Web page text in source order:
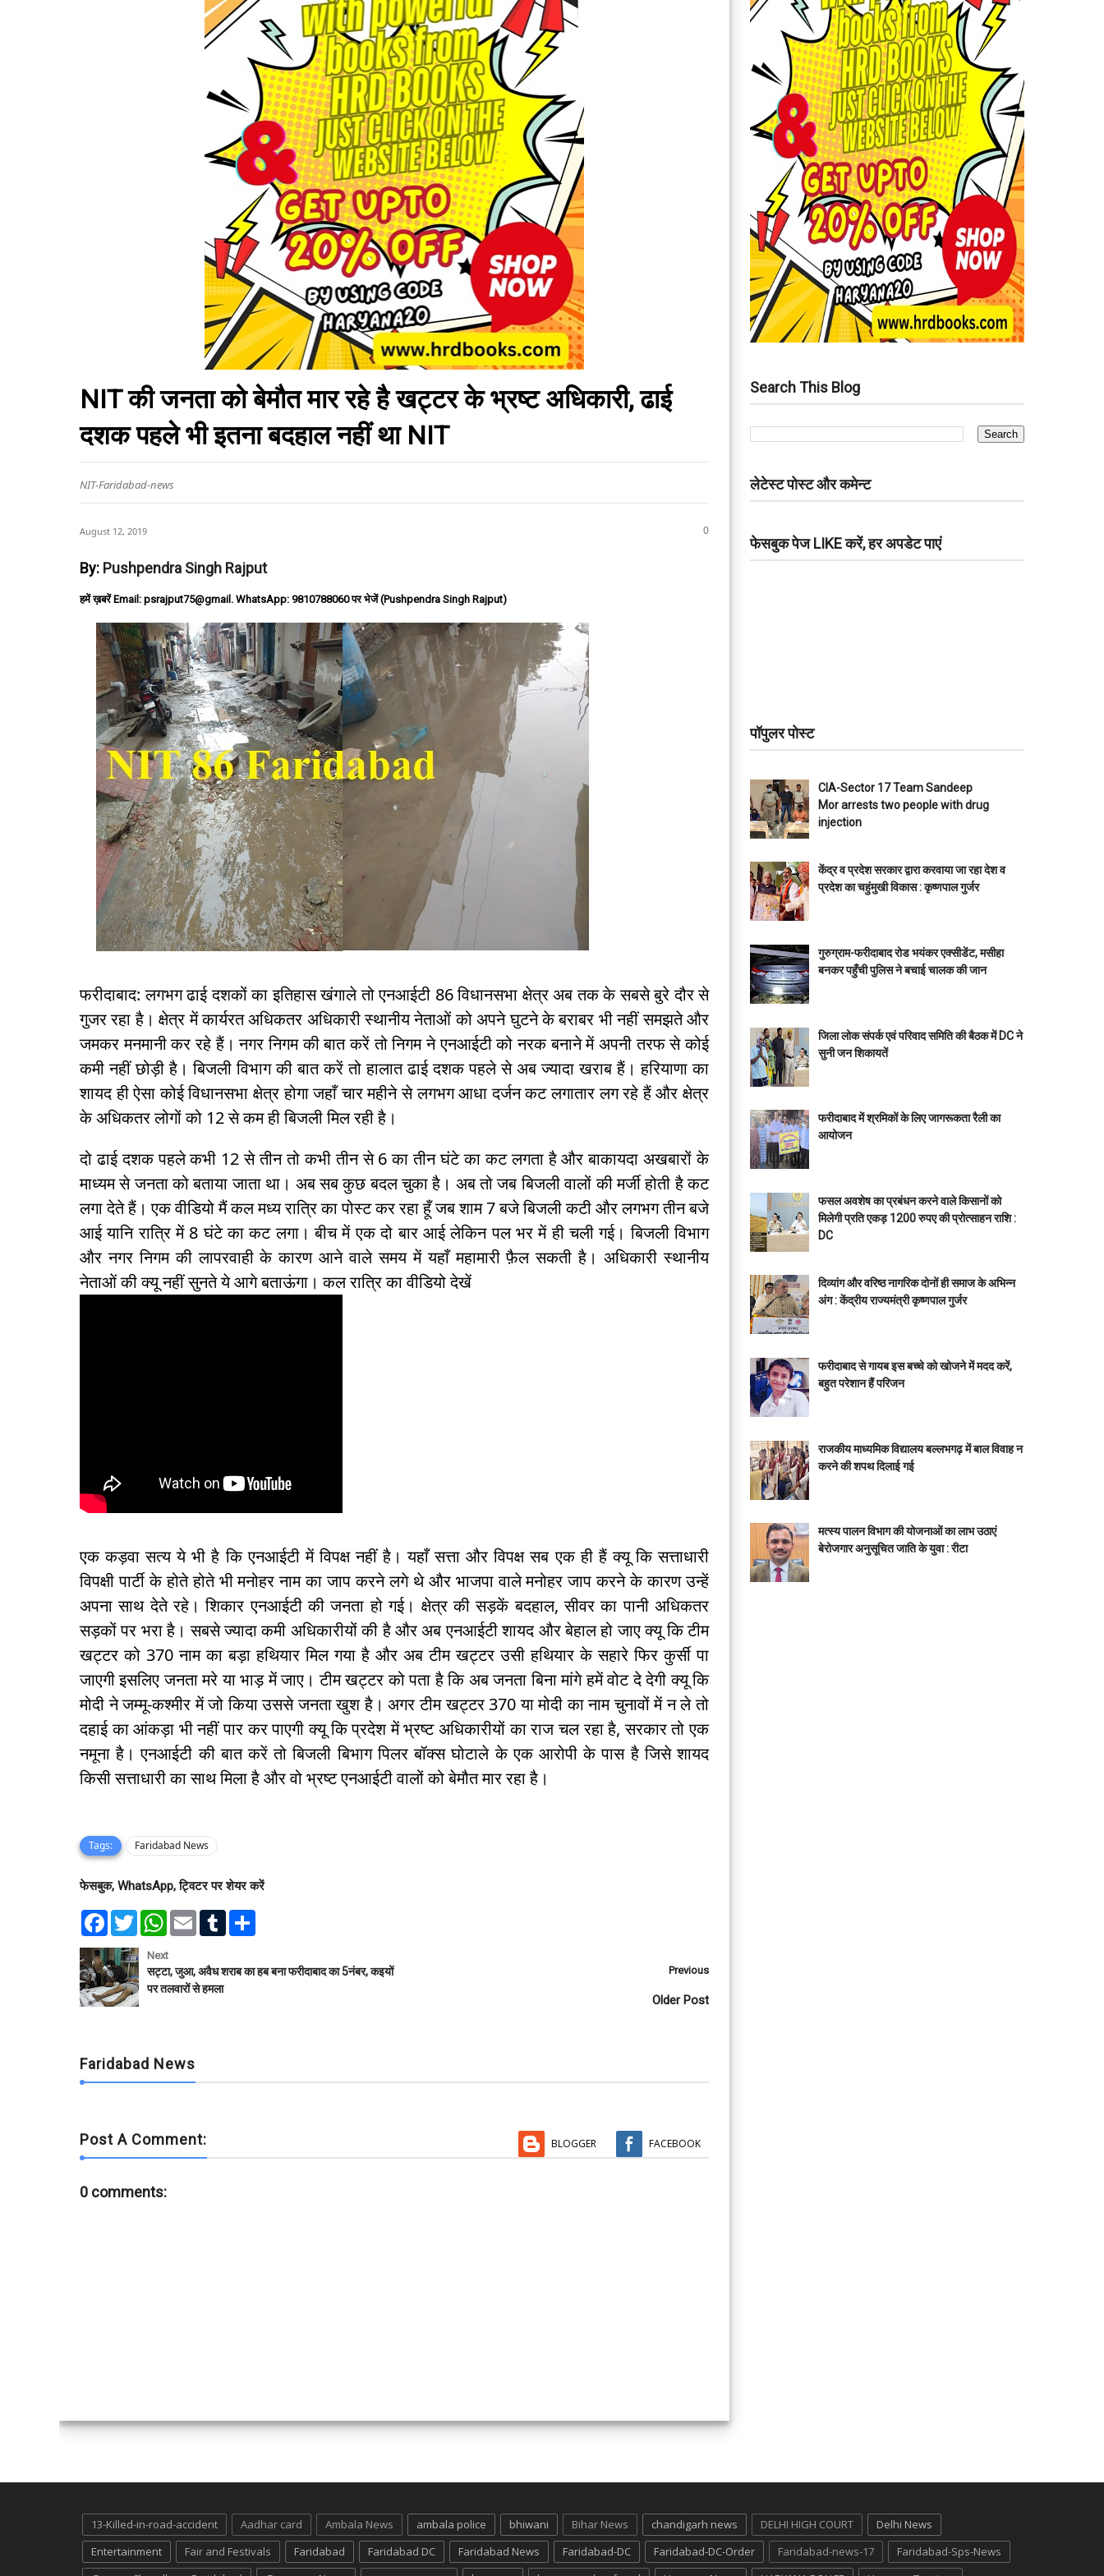
NIT की जनता को बेमौत मार रहे है खट्टर के भ्रष्ट अधिकारी, ढाई
दशक पहले भी इतना बदहाल नहीं था NIT
NIT-Faridabad-news
August 12, 2019 0
By: Pushpendra Singh Rajput
हमें ख़बरें Email: psrajput75@gmail. WhatsApp: 9810788060 पर भेजें (Pushpendra Singh Rajput)
फरीदाबाद: लगभग ढाई दशकों का इतिहास खंगाले तो एनआईटी 86 विधानसभा क्षेत्र अब तक के सबसे बुरे दौर से
गुजर रहा है। क्षेत्र में कार्यरत अधिकतर अधिकारी स्थानीय नेताओं को अपने घुटने के बराबर भी नहीं समझते और
जमकर मनमानी कर रहे हैं। नगर निगम की बात करें तो निगम ने एनआईटी को नरक बनाने में अपनी तरफ से कोई
कमी नहीं छोड़ी है। बिजली विभाग की बात करें तो हालात ढाई दशक पहले से अब ज्यादा खराब हैं। हरियाणा का
शायद ही ऐसा कोई विधानसभा क्षेत्र होगा जहाँ चार महीने से लगभग आधा दर्जन कट लगातार लग रहे हैं और क्षेत्र
के अधिकतर लोगों को 12 से कम ही बिजली मिल रही है।
दो ढाई दशक पहले कभी 12 से तीन तो कभी तीन से 6 का तीन घंटे का कट लगता है और बाकायदा अखबारों के
माध्यम से जनता को बताया जाता था। अब सब कुछ बदल चुका है। अब तो जब बिजली वालों की मर्जी होती है कट
लगा देते हैं। एक वीडियो मैं कल मध्य रात्रि का पोस्ट कर रहा हूँ जब शाम 7 बजे बिजली कटी और लगभग तीन बजे
आई यानि रात्रि में 8 घंटे का कट लगा। बीच में एक दो बार आई लेकिन पल भर में ही चली गई। बिजली विभाग
और नगर निगम की लापरवाही के कारण आने वाले समय में यहाँ महामारी फ़ैल सकती है। अधिकारी स्थानीय
नेताओं की क्यू नहीं सुनते ये आगे बताऊंगा। कल रात्रि का वीडियो देखें
एक कड़वा सत्य ये भी है कि एनआईटी में विपक्ष नहीं है। यहाँ सत्ता और विपक्ष सब एक ही हैं क्यू कि सत्ताधारी
विपक्षी पार्टी के होते होते भी मनोहर नाम का जाप करने लगे थे और भाजपा वाले मनोहर जाप करने के कारण उन्हें
अपना साथ देते रहे। शिकार एनआईटी की जनता हो गई। क्षेत्र की सड़कें बदहाल, सीवर का पानी अधिकतर
सड़कों पर भरा है। सबसे ज्यादा कमी अधिकारीयों की है और अब एनआईटी शायद और बेहाल हो जाए क्यू कि टीम
खट्टर को 370 नाम का बड़ा हथियार मिल गया है और अब टीम खट्टर उसी हथियार के सहारे फिर कुर्सी पा
जाएगी इसलिए जनता मरे या भाड़ में जाए। टीम खट्टर को पता है कि अब जनता बिना मांगे हमें वोट दे देगी क्यू कि
मोदी ने जम्मू-कश्मीर में जो किया उससे जनता खुश है। अगर टीम खट्टर 370 या मोदी का नाम चुनावों में न ले तो
दहाई का आंकड़ा भी नहीं पार कर पाएगी क्यू कि प्रदेश में भ्रष्ट अधिकारीयों का राज चल रहा है, सरकार तो एक
नमूना है। एनआईटी की बात करें तो बिजली बिभाग पिलर बॉक्स घोटाले के एक आरोपी के पास है जिसे शायद
किसी सत्ताधारी का साथ मिला है और वो भ्रष्ट एनआईटी वालों को बेमौत मार रहा है।
Tags: Faridabad News
फेसबुक, WhatsApp, ट्विटर पर शेयर करें
F
e
b
o
o
k
T
w
t
t
e
r
W
t
s
A
p
E
l
T
l
e
Next
सट्टा, जुआ, अवैध शराब का हब बना फरीदाबाद का 5नंबर, कइयों
पर तलवारों से हमला
Previous
Older Post
Faridabad News
Post A Comment: BLOGGER FACEBOOK
0 comments:
Search This Blog
लेटेस्ट पोस्ट और कमेन्ट
फेसबुक पेज LIKE करें, हर अपडेट पाएं
पॉपुलर पोस्ट
CIA-Sector 17 Team Sandeep
Mor arrests two people with drug
injection
केंद्र व प्रदेश सरकार द्वारा करवाया जा रहा देश व
प्रदेश का चहुंमुखी विकास : कृष्णपाल गुर्जर
गुरुग्राम-फरीदाबाद रोड भयंकर एक्सीडेंट, मसीहा
बनकर पहुँची पुलिस ने बचाई चालक की जान
जिला लोक संपर्क एवं परिवाद समिति की बैठक में DC ने
सुनी जन शिकायतें
फरीदाबाद में श्रमिकों के लिए जागरूकता रैली का
आयोजन
फसल अवशेष का प्रबंधन करने वाले किसानों को
मिलेगी प्रति एकड़ 1200 रुपए की प्रोत्साहन राशि :
DC
दिव्यांग और वरिष्ठ नागरिक दोनों ही समाज के अभिन्न
अंग : केंद्रीय राज्यमंत्री कृष्णपाल गुर्जर
फरीदाबाद से गायब इस बच्चे को खोजने में मदद करें,
बहुत परेशान हैं परिजन
राजकीय माध्यमिक विद्यालय बल्लभगढ़ में बाल विवाह न
करने की शपथ दिलाई गई
मत्स्य पालन विभाग की योजनाओं का लाभ उठाएं
बेरोजगार अनुसूचित जाति के युवा : रीटा
13-Killed-in-road-accident Aadhar card Ambala News ambala police bhiwani Bihar News chandigarh news DELHI HIGH COURT
Delhi News
Entertainment
Fair and Festivals Faridabad Faridabad DC Faridabad News Faridabad-DC Faridabad-DC-Order Faridabad-news-17
Faridabad-Sps-News